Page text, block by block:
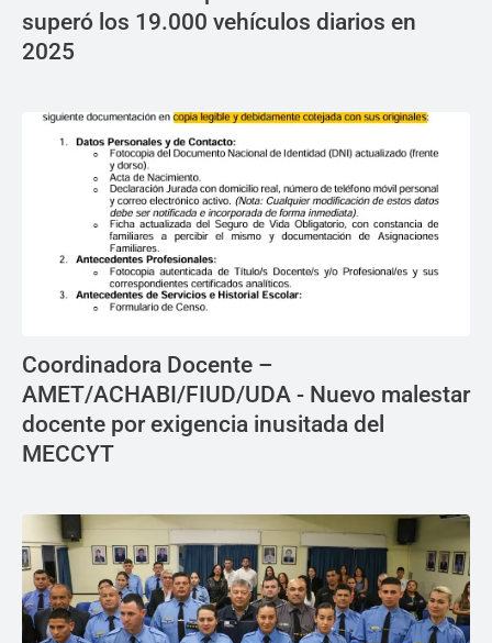
superó los 19.000 vehículos diarios en
2025
Coordinadora Docente –
AMET/ACHABI/FIUD/UDA - Nuevo malestar
docente por exigencia inusitada del
MECCYT